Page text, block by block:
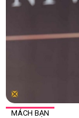
MÁCH BẠN